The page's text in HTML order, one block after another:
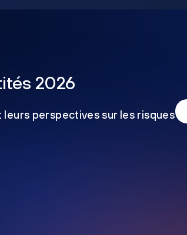
2026
perspectives sur les risques